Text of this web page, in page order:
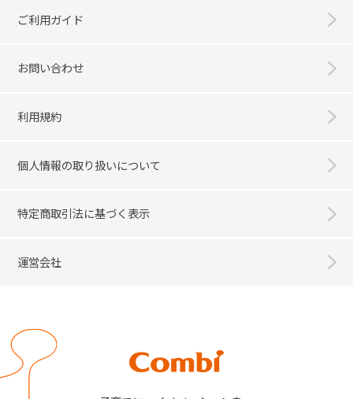
ご利用ガイド
お問い合わせ
利用規約
個人情報の取り扱いについて
特定商取引法に基づく表示
運営会社